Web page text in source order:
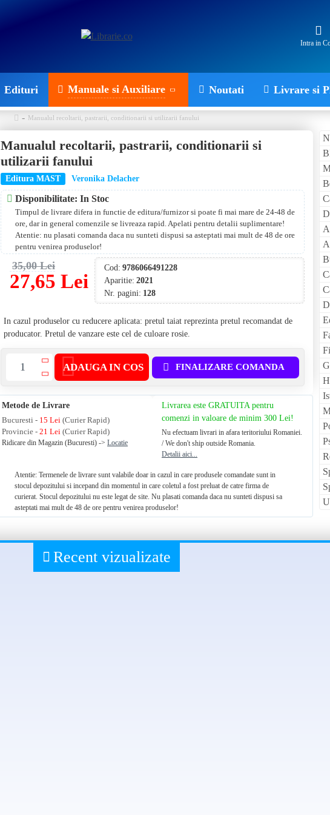
Intra in
Edituri Manuale si Auxiliare Noutati Livrare si
Manualul recoltarii, pastrarii, conditionarii si utilizarii fanului
Manualul recoltarii, pastrarii, conditionarii si
utilizarii fanului
Editura MAST Veronika Delacher
Disponibilitate: In Stoc
Timpul de livrare difera in functie de editura/furnizor si poate fi mai mare de 24-48 de
ore, dar in general comenzile se livreaza rapid. Apelati pentru detalii suplimentare!
Atentie: nu plasati comanda daca nu sunteti dispusi sa asteptati mai mult de 48 de ore
pentru venirea produselor!
27,65 Lei
35,00 Lei Cod: 9786066491228
Aparitie: 2021
Nr. pagini: 128
ADAUGA IN COS FINALIZARE COMANDA
In cazul produselor cu reducere aplicata: pretul taiat reprezinta pretul recomandat de
producator. Pretul de vanzare este cel de culoare rosie.
Metode de Livrare
Bucuresti - 15 Lei (Curier Rapid)
Provincie -21 Lei (Curier Rapid)
Ridicare din Magazin (Bucuresti) ->Locatie
Livrarea este GRATUITA pentru
comenzi in valoare de minim 300 Lei!
Nu efectuam livrari in afara teritoriului Romaniei.
/ We don't ship outside Romania.
Detalii aici...
Atentie: Termenele de livrare sunt valabile doar in cazul in care produsele comandate sunt in
stocul depozitului si incepand din momentul in care coletul a fost preluat de catre firma de
curierat. Stocul depozitului nu este legat de site. Nu plasati comanda daca nu sunteti dispusi sa
asteptati mai mult de 48 de ore pentru venirea produselor!
Recent vizualizate